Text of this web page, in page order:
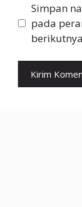
Simpan
pada